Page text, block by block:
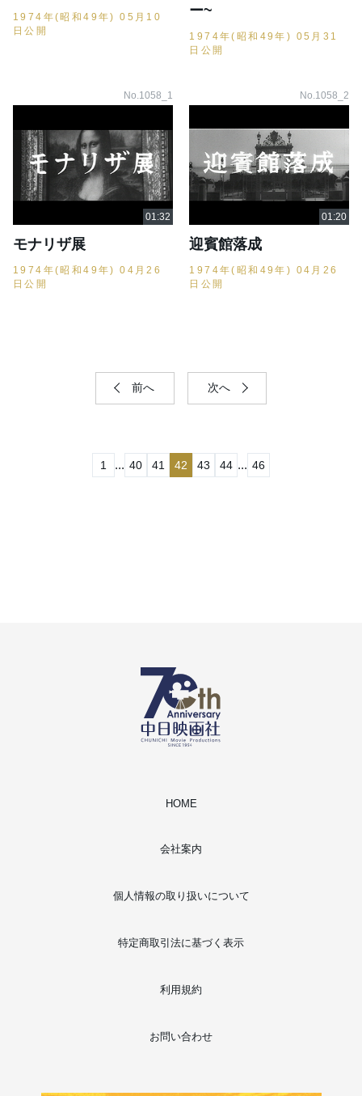
1974年(昭和49年) 05月10
日公開
ー~
1974年(昭和49年) 05月31
日公開
No.1058_1
モナリザ展
1974年(昭和49年) 04月26
日公開
No.1058_2
迎賓館落成
1974年(昭和49年) 04月26
日公開
前へ 次へ
1 ... 40 41 42 43 44 ... 46
HOME
会社案内
個人情報の取り扱いについて
特定商取引法に基づく表示
利用規約
お問い合わせ